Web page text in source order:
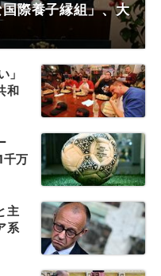
際養子縁組」、大
」
和
千万
主
系